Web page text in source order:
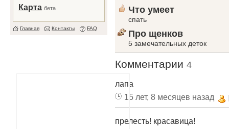
Карта бета
Главная Контакты FAQ
Что умеет
спать
Про щенков
5 замечательных деток
Комментарии 4
лапа
15 лет, 8 месяцев назад
прелесть! красавица!